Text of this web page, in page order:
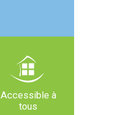
Accessible à
tous